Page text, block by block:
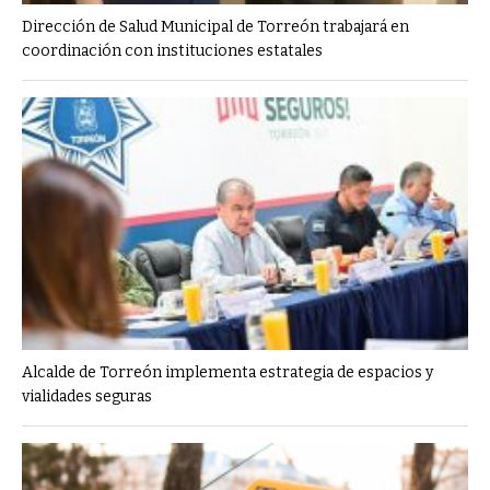
Dirección de Salud Municipal de Torreón trabajará en
coordinación con instituciones estatales
Alcalde de Torreón implementa estrategia de espacios y
vialidades seguras